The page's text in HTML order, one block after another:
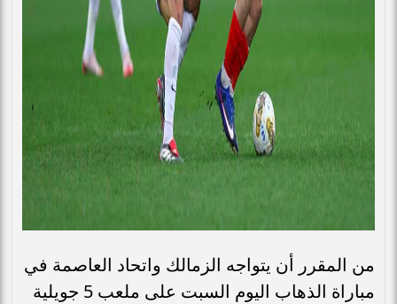
من المقرر أن يتواجه الزمالك واتحاد العاصمة في
مباراة الذهاب اليوم السبت على ملعب 5 جويلية